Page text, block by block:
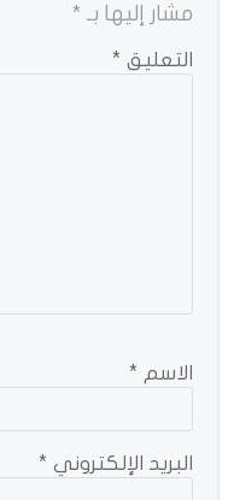
مشار إليها بـ *
التعليق *
الاسم *
البريد الإلكتروني *